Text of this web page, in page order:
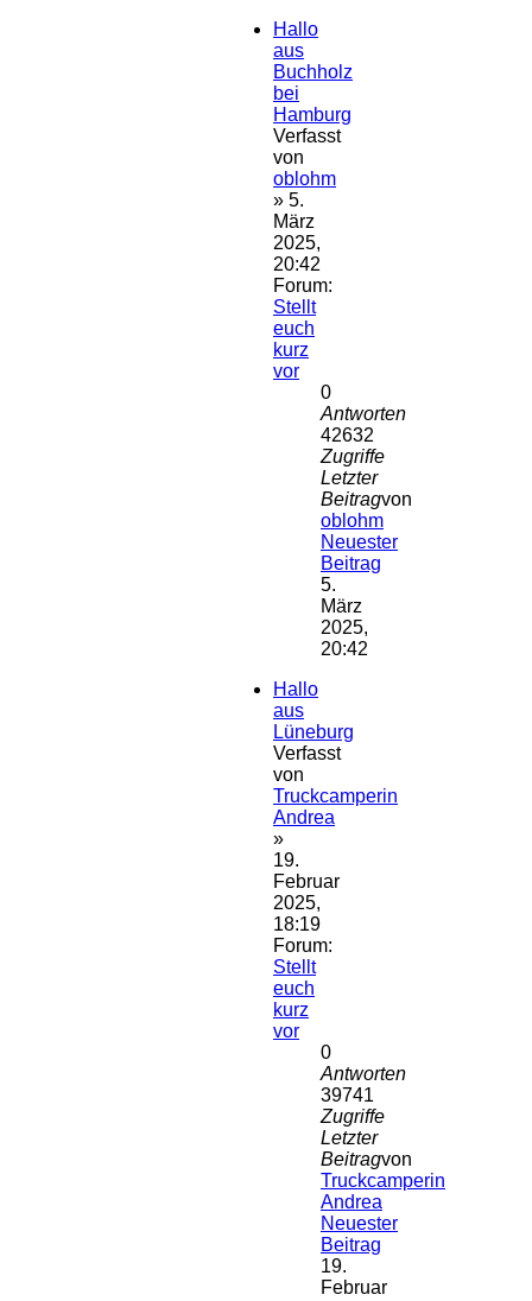
Hallo
aus
Buchholz
bei
Hamburg
Verfasst
von
oblohm
» 5.
März
2025,
20:42
Forum:
Stellt
euch
kurz
vor
0
Antworten
42632
Zugriffe
Letzter
Beitragvon
oblohm
Neuester
Beitrag
5.
März
2025,
20:42
Hallo
aus
Lüneburg
Verfasst
von
Truckcamperin
Andrea
»
19.
Februar
2025,
18:19
Forum:
Stellt
euch
kurz
vor
0
Antworten
39741
Zugriffe
Letzter
Beitragvon
Truckcamperin
Andrea
Neuester
Beitrag
19.
Februar